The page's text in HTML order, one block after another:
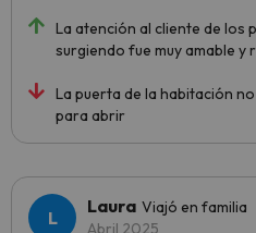
La atención al cliente de los
surgiendo fue muy amable y
La puerta de la habitación
para abrir
Laura Viajó en familia
Abril 2025